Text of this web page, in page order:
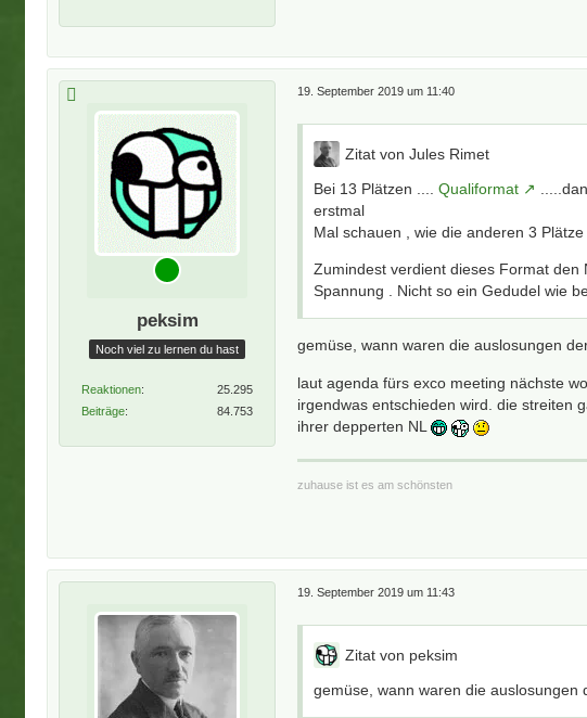
peksim
Noch viel zu lernen du hast
Reaktionen
25.295
Beiträge
84.753
19. September 2019 um 11:40
Zitat von Jules Rimet
Bei 13 Plätzen ....Qualiformat
erstmal
Mal schauen , wie die anderen 3 Plätze
Zumindest verdient dieses Format
Spannung . Nicht so ein Gedudel wie
gemüse, wann waren die auslosungen
laut agenda fürs exco meeting nächste
irgendwas entschieden wird. die streiten
ihrer depperten NL
zuhause ist es am schönsten
19. September 2019 um 11:43
Zitat von peksim
gemüse, wann waren die auslosungen